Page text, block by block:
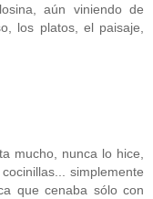
aún viniendo de
los platos, el paisaje,
mucho, nunca lo hice,
simplemente
que cenaba sólo con